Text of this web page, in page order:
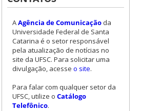
AAgência de Comunicaçãoda
Universidade Federal de Santa
Catarina é o setor responsável
pela atualização de notícias no
site da UFSC. Para solicitar uma
divulgação, acesse o site.
Para falar com qualquer setor da
UFSC, utilize o Catálogo
Telefônico.